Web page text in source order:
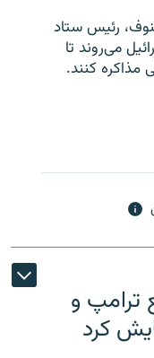
رئیس ستاد
می‌روند تا
مذاکره کنند.
ترامپ و
کرد